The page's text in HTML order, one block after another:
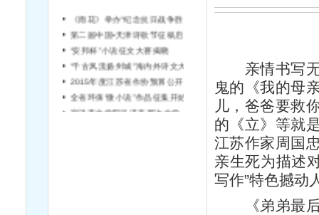
第二届中国•天津诗歌节征稿启事
“安邦杯”小说征文大赛揭晓
宿迁市文学院引进高层次文学人才简章（第2号）
亲情书写无
鬼的《我的母
儿，爸爸要救
的《立》等就
江苏作家周国
亲生死为描述
写作”特色撼
《弟弟最后